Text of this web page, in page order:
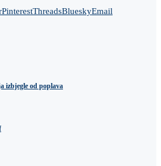
PinterestThreadsBlueskyEmail
izbjegle od poplava